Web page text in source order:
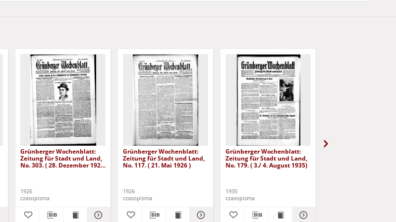
Grünberger Wochenblatt:
Zeitung für Stadt und Land,
No. 303. ( 28. Dezember 1926
1926
czasopisma
Grünberger Wochenblatt:
Zeitung für Stadt und Land,
No. 117. ( 21. Mai 1926 )
1926
czasopisma
Grünberger Wochenblatt:
Zeitung für Stadt und Land,
No. 179. ( 3./ 4. August 1935)
1935
czasopisma